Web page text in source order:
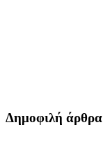
Δημοφιλή άρθρα